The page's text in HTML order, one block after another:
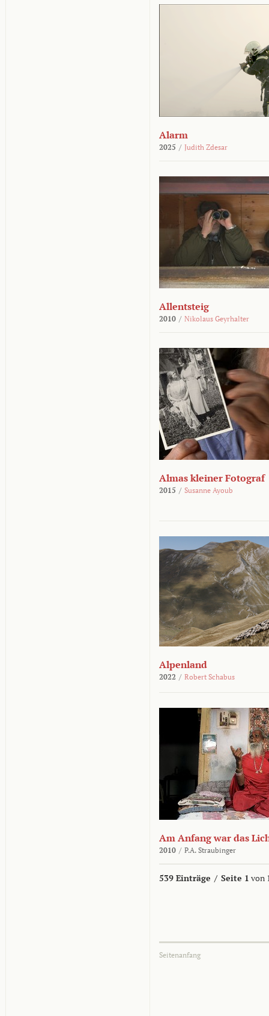
Alarm
2025 / Judith Zdesar
Allentsteig
2010 / Nikolaus Geyrhalter
Almas kleiner Fotograf
2015 / Susanne Ayoub
Alpenland
2022 / Robert Schabus
Am Anfang war das
2010 / P.A. Straubinger
539 Einträge / Seite 1 von
Seitenanfang